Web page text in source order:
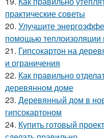
практические советы
20. Улучшите
помощью
21. Гипсокартон на
и ограничения
22. Как правильно
деревянном доме
23. Деревянный дом в
гипсокартоном
24. Купить готовый